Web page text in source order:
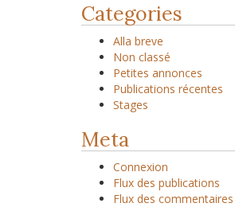
Categories
Alla breve
Non classé
Petites annonces
Publications récentes
Stages
Meta
Connexion
Flux des publications
Flux des commentaires